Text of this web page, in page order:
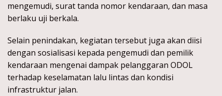
mengemudi, surat tanda nomor kendaraan, dan masa
berlaku uji berkala.
Selain penindakan, kegiatan tersebut juga akan diisi
dengan sosialisasi kepada pengemudi dan pemilik
kendaraan mengenai dampak pelanggaran ODOL
terhadap keselamatan lalu lintas dan kondisi
infrastruktur jalan.